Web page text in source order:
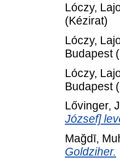
Lóczy,
(Kézirat)
Lóczy,
Budapest
Lóczy,
Budapest
Lővinger,
József]
Mağdī,
Goldziher.